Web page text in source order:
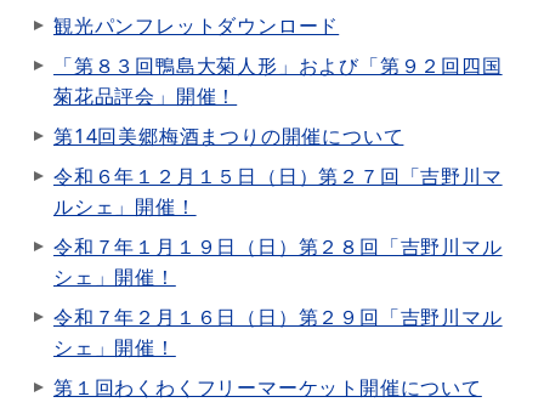
観光パンフレットダウンロード
「第８３回鴨島大菊人形」および「第９２回四国
菊花品評会」開催！
第14回美郷梅酒まつりの開催について
令和６年１２月１５日（日）第２７回「吉野川マ
ルシェ」開催！
令和７年１月１９日（日）第２８回「吉野川マル
シェ」開催！
令和７年２月１６日（日）第２９回「吉野川マル
シェ」開催！
第１回わくわくフリーマーケット開催について